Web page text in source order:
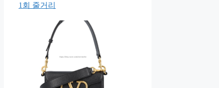
1회 줄거리